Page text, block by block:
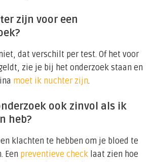
zijn voor een
dat verschilt per test. Of het voor
zie je bij het onderzoek staan en
moet ik nuchter zijn.
ook zinvol als ik
heb?
klachten te hebben om je bloed te
Een preventieve check laat zien hoe